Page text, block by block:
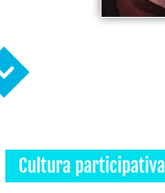
Cultura participativa